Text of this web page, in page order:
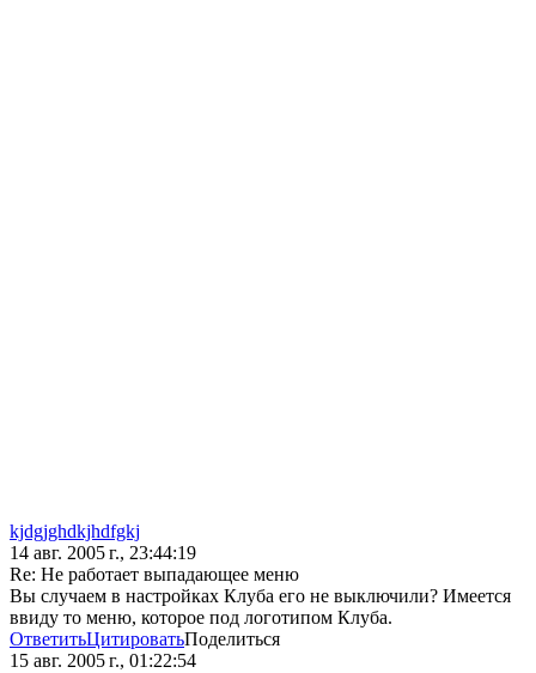
kjdgjghdkjhdfgkj
14 авг. 2005 г., 23:44:19
Re: Не работает выпадающее меню
Вы случаем в настройках Клуба его не выключили? Имеется
ввиду то меню, которое под логотипом Клуба.
ОтветитьЦитироватьПоделиться
15 авг. 2005 г., 01:22:54